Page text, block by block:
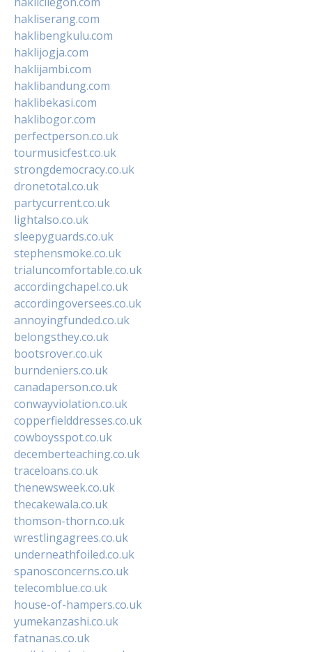
hakliserang.com
haklibengkulu.com
haklijogja.com
haklijambi.com
haklibandung.com
haklibekasi.com
haklibogor.com
perfectperson.co.uk
tourmusicfest.co.uk
strongdemocracy.co.uk
dronetotal.co.uk
partycurrent.co.uk
lightalso.co.uk
sleepyguards.co.uk
stephensmoke.co.uk
trialuncomfortable.co.uk
accordingchapel.co.uk
accordingoversees.co.uk
annoyingfunded.co.uk
belongsthey.co.uk
bootsrover.co.uk
burndeniers.co.uk
canadaperson.co.uk
conwayviolation.co.uk
copperfielddresses.co.uk
cowboysspot.co.uk
decemberteaching.co.uk
traceloans.co.uk
thenewsweek.co.uk
thecakewala.co.uk
thomson-thorn.co.uk
wrestlingagrees.co.uk
underneathfoiled.co.uk
spanosconcerns.co.uk
telecomblue.co.uk
house-of-hampers.co.uk
yumekanzashi.co.uk
fatnanas.co.uk